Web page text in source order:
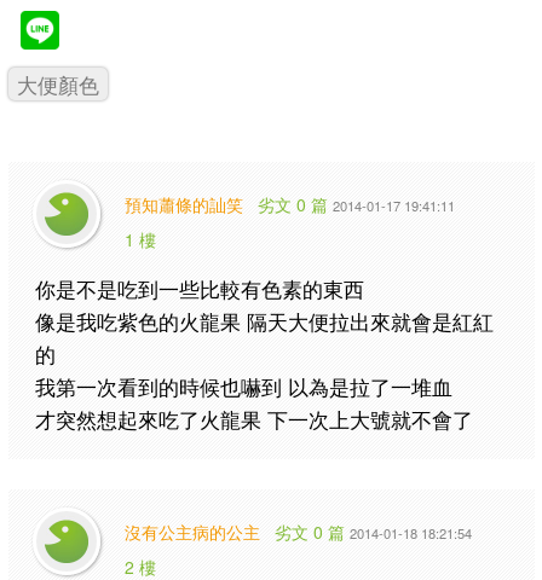
大便顏色
預知蕭條的訕笑 劣文 0 篇 2014-01-17 19:41:11
1 樓
你是不是吃到一些比較有色素的東西
像是我吃紫色的火龍果 隔天大便拉出來就會是紅紅
的
我第一次看到的時候也嚇到 以為是拉了一堆血
才突然想起來吃了火龍果 下一次上大號就不會了
沒有公主病的公主 劣文 0 篇 2014-01-18 18:21:54
2 樓